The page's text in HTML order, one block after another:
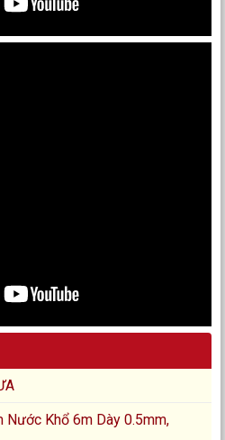
Nước Khổ 6m Dày 0.5mm,